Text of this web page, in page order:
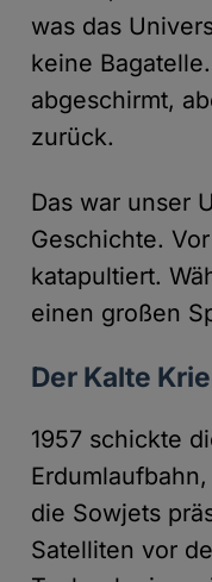
was das
keine
abgeschirmt,
zurück.
Das war unser
Geschichte.
katapultiert.
einen großen
Der Kalte
1957 schickte
die Sowjets
Satelliten vor